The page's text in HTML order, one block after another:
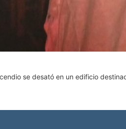
se desató en un edificio